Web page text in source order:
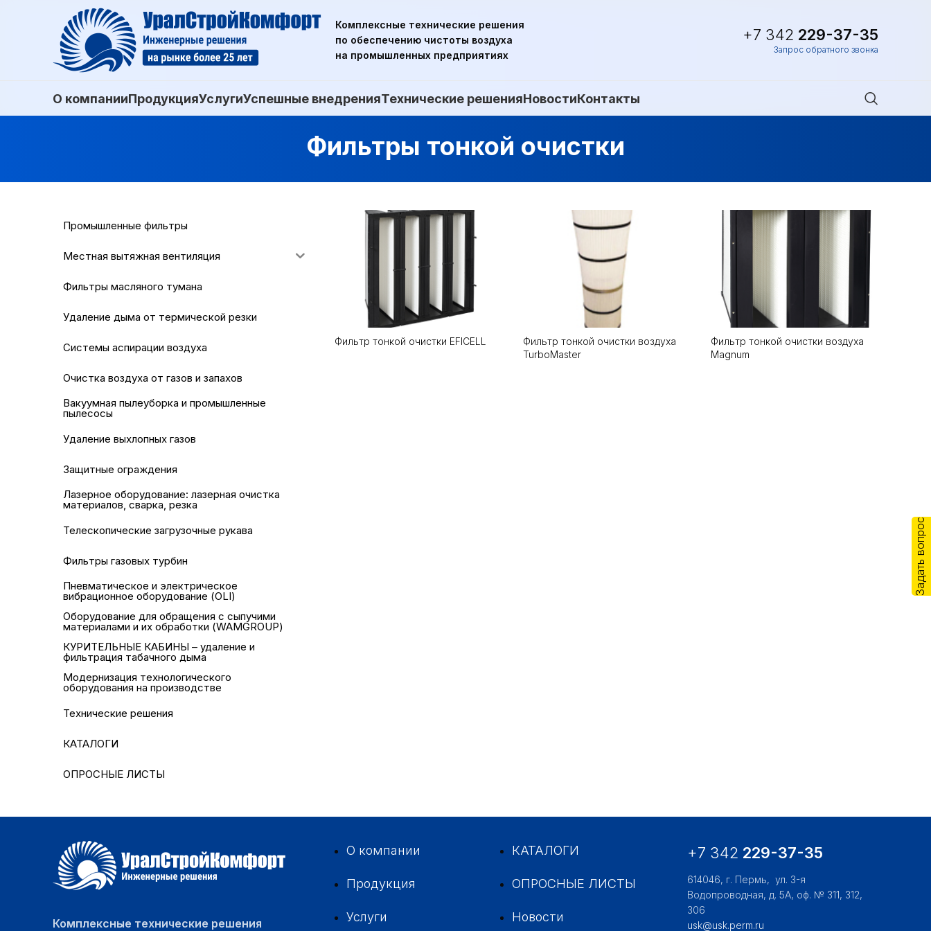
Комплексные технические решения
по обеспечению чистоты воздуха
на промышленных предприятиях
+7 342 229-37-35
Запрос обратного звонка
О компанииПродукцияУслугиУспешные внедренияТехнические решенияНовостиКонтакты
Фильтры тонкой очистки
Фильтр тонкой очистки EFICELL
Фильтр тонкой очистки воздуха
TurboMaster
Фильтр тонкой очистки воздуха
Magnum
Промышленные фильтры
Местная вытяжная вентиляция
Фильтры масляного тумана
Удаление дыма от термической резки
Системы аспирации воздуха
Очистка воздуха от газов и запахов
Вакуумная пылеуборка и промышленные
пылесосы
Удаление выхлопных газов
Защитные ограждения
Лазерное оборудование: лазерная очистка
материалов, сварка, резка
Телескопические загрузочные рукава
Фильтры газовых турбин
Пневматическое и электрическое
вибрационное оборудование (OLI)
Оборудование для обращения с сыпучими
материалами и их обработки (WAMGROUP)
КУРИТЕЛЬНЫЕ КАБИНЫ – удаление и
фильтрация табачного дыма
Модернизация технологического
оборудования на производстве
Технические решения
КАТАЛОГИ
ОПРОСНЫЕ ЛИСТЫ
Комплексные технические решения
О компании
Продукция
Услуги
КАТАЛОГИ
ОПРОСНЫЕ ЛИСТЫ
Новости
+7 342 229-37-35
614046, г. Пермь, ул. 3-я
Водопроводная, д. 5А, оф. № 311, 312,
306
usk@usk.perm.ru
Задать вопрос